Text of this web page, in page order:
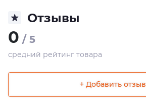
Отзывы
0 / 5
средний рейтинг товара
+ Добавить отзыв